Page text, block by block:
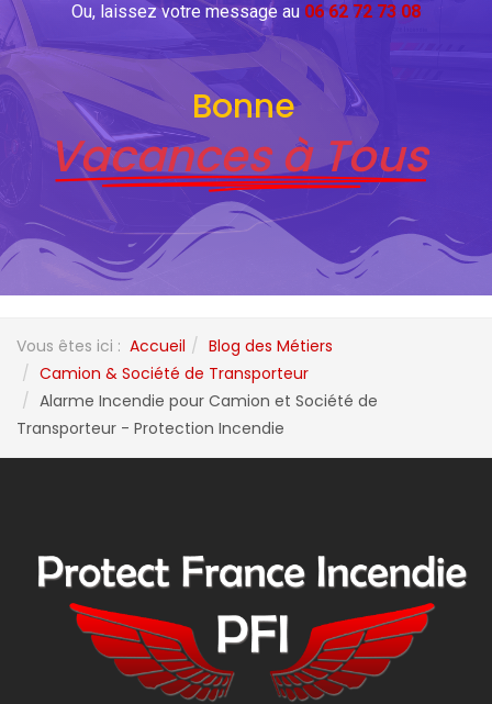
Ou, laissez votre message au 06 62 72 73 08
Bonne
Vacances à Tous
Vous êtes ici : Accueil
Blog des Métiers
Camion & Société de Transporteur
Alarme Incendie pour Camion et Société de
Transporteur - Protection Incendie